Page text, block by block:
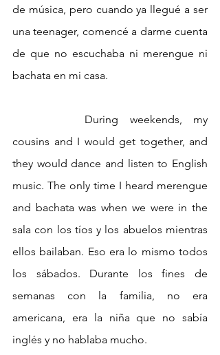
de música, pero cuando ya llegué a ser
una teenager, comencé a darme cuenta
de que no escuchaba ni merengue ni
bachata en mi casa.
cousins and I would get together, and
they would dance and listen to English
music. The only time I heard merengue
and bachata was when we were in the
sala con los tíos y los abuelos mientras
ellos bailaban. Eso era lo mismo todos
los sábados. Durante los fines de
semanas con la familia, no era
americana, era la niña que no sabía
inglés y no hablaba mucho.